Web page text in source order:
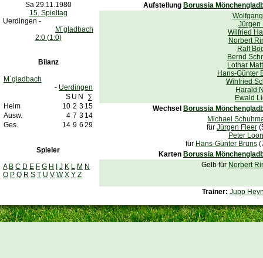
Sa 29.11.1980
15. Spieltag
Uerdingen -
M´gladbach
2:0 (1:0)
Bilanz
M´gladbach
- Uerdingen
S U N
∑
Heim
10 2 3 15
Ausw.
4 7 3 14
Ges.
14 9 6 29
Spieler
A B C D E F G H J K L M N
O P Q R S T U V W X Y Z
Aufstellung Borussia
Jürgen
Wilfried
Norbert
Ralf
Bernd
Lothar
Hans-Günter
Winfried
Harald
Ewald
Wechsel Borussia
Michael
für Jürgen Fleer
Peter
für Hans-Günter Bruns
Karten Borussia
Gelb für Norbert
Trainer: Jupp